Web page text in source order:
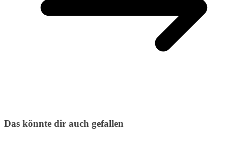
Das könnte dir auch gefallen